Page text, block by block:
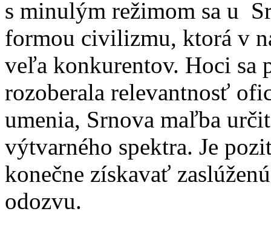
s minulým režimom sa u
formou civilizmu, ktorá v
veľa konkurentov. Hoci sa
rozoberala relevantnosť
umenia, Srnova maľba
výtvarného spektra. Je
konečne získavať
odozvu.